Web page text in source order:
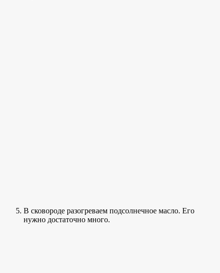
В сковороде разогреваем подсолнечное масло. Его
нужно достаточно много.